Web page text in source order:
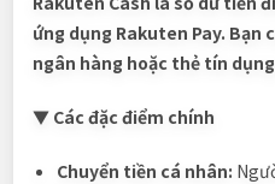
ứng dụng Rakuten Pay.
ngân hàng hoặc thẻ tín
▼ Các đặc điểm chính
Chuyển tiền cá nhân: